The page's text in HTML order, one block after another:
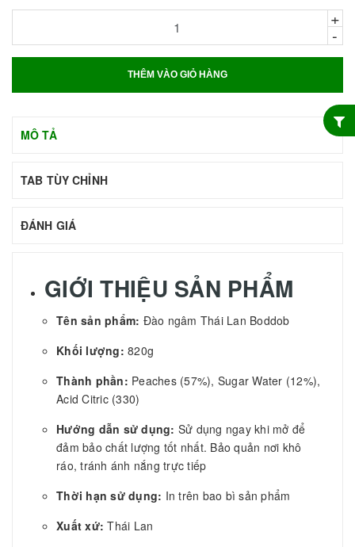
+
-
THÊM VÀO GIỎ HÀNG
MÔ TẢ
TAB TÙY CHỈNH
ĐÁNH GIÁ
GIỚI THIỆU SẢN PHẨM
Tên sản phẩm: Đào ngâm Thái Lan Boddob
Khối lượng: 820g
Thành phần: Peaches (57%), Sugar Water (12%),
Acid Citric (330)
Hướng dẫn sử dụng: Sử dụng ngay khi mở để
đảm bảo chất lượng tốt nhất. Bảo quản nơi khô
ráo, tránh ánh nắng trực tiếp
Thời hạn sử dụng: In trên bao bì sản phẩm
Xuất xứ: Thái Lan